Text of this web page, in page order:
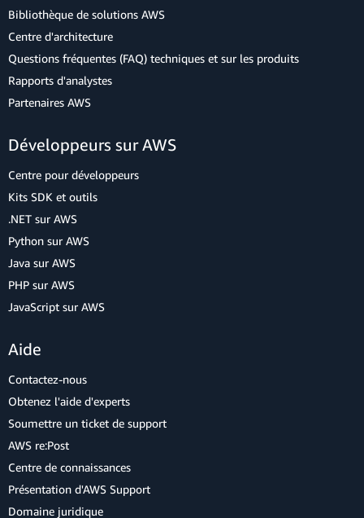
Bibliothèque de solutions AWS
Centre d'architecture
Questions fréquentes (FAQ) techniques et sur les produits
Rapports d'analystes
Partenaires AWS
Développeurs sur AWS
Centre pour développeurs
Kits SDK et outils
.NET sur AWS
Python sur AWS
Java sur AWS
PHP sur AWS
JavaScript sur AWS
Aide
Contactez-nous
Obtenez l'aide d'experts
Soumettre un ticket de support
AWS re:Post
Centre de connaissances
Présentation d'AWS Support
Domaine juridique